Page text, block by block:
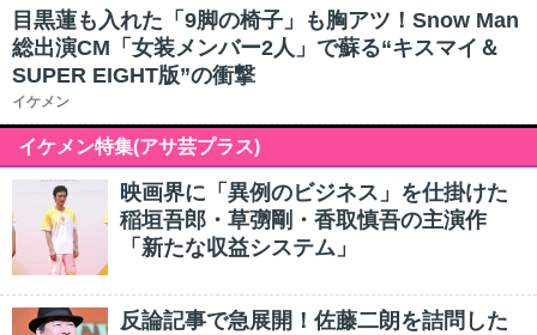
目黒蓮も入れた「9脚の椅子」も胸アツ！Snow Man
総出演CM「女装メンバー2人」で蘇る“キスマイ＆
SUPER EIGHT版”の衝撃
イケメン
イケメン特集(アサ芸プラス)
映画界に「異例のビジネス」を仕掛けた
稲垣吾郎・草彅剛・香取慎吾の主演作
「新たな収益システム」
反論記事で急展開！佐藤二朗を詰問した